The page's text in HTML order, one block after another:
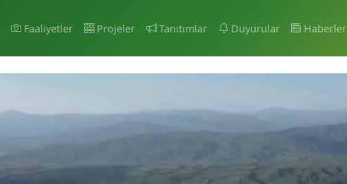
Faaliyetler Projeler Tanıtımlar Duyurular Haberler